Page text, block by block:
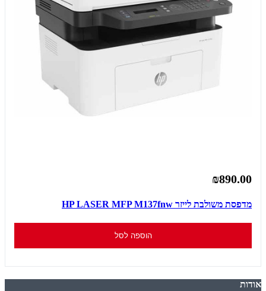
₪890.00
מדפסת משולבת לייזר HP LASER MFP M137fnw
הוספה לסל
אודות